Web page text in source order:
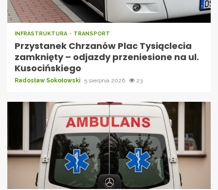
INFRASTRUKTURA TRANSPORT
Przystanek Chrzanów Plac Tysiąclecia
zamknięty – odjazdy przeniesione na ul.
Kusocińskiego
Radosław Sokołowski 5 sierpnia 2026 23